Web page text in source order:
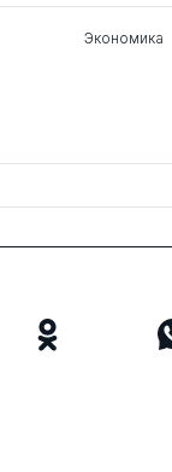
Экономика